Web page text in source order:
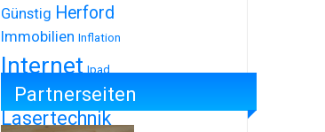
Günstig Herford
Immobilien Inflation
Internet Ipad
Iphone
Lasertechnik
Partnerseiten